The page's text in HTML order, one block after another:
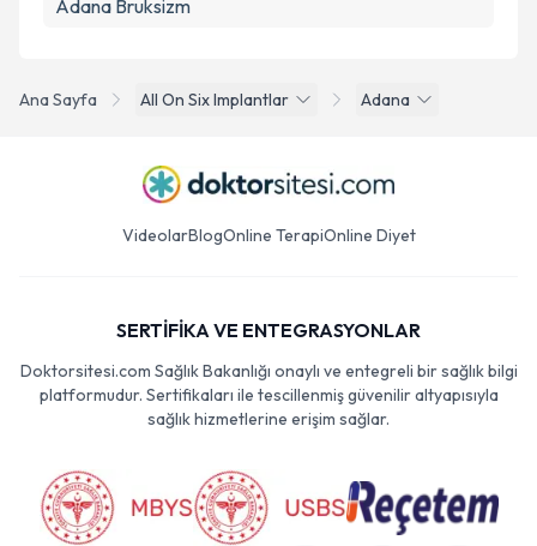
Ana Sayfa All On Six Implantlar Adana
Adana Bruksizm
VideolarBlogOnline TerapiOnline Diyet
SERTİFİKA VE ENTEGRASYONLAR
Doktorsitesi.com Sağlık Bakanlığı onaylı ve entegreli bir sağlık bilgi
platformudur. Sertifikaları ile tescillenmiş güvenilir altyapısıyla
sağlık hizmetlerine erişim sağlar.